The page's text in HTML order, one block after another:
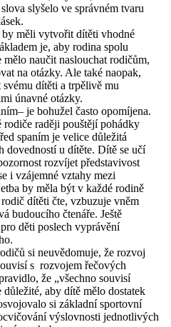
slyšelo ve správném tvaru
měli vytvořit dítěti vhodné
je, aby rodina spolu
naučit naslouchat rodičům,
na otázky. Ale také naopak,
dítěti a trpělivě mu
únavné otázky.
je bohužel často opomíjena.
rodiče raději pouštějí pohádky
spaním je velice důležitá
dovedností u dítěte. Dítě se učí
rozvíjet představivost
i vzájemné vztahy mezi
by měla být v každé rodině
dítěti čte, vzbuzuje vněm
budoucího čtenáře. Ještě
děti poslech vyprávění
si neuvědomuje, že rozvoj
s rozvojem řečových
že „všechno souvisí
aby dítě mělo dostatek
si základní sportovní
výslovnosti jednotlivých